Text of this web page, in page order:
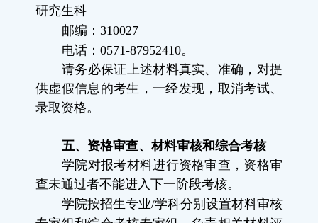
研究生科
邮编： 310027
电话： 0571-87952410。
请务必保证上述材料真实、准确，对提
供虚假信息的考生，一经发现，取消考试、
录取资格。
五、资格审查、材料审核和综合考核
学院对报考材料进行资格审查，资格审
查未通过者不能进入下一阶段考核。
学院按招生专业/学科分别设置材料审核